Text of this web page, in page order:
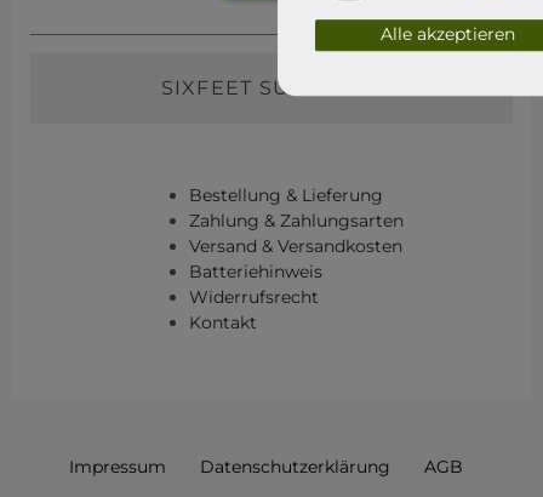
SIXFEET SURFSHOP
Bestellung & Lieferung
Zahlung & Zahlungsarten
Versand & Versandkosten
Batteriehinweis
Widerrufsrecht
Kontakt
Impressum Daten­schutz­erklärung AGB
Alle akzeptieren